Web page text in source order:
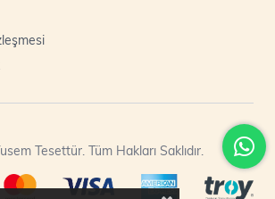
Tesettür. Tüm Hakları Saklıdır.